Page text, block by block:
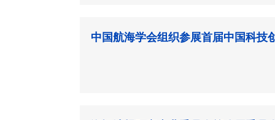
中国航海学会组织参展首届中国科技